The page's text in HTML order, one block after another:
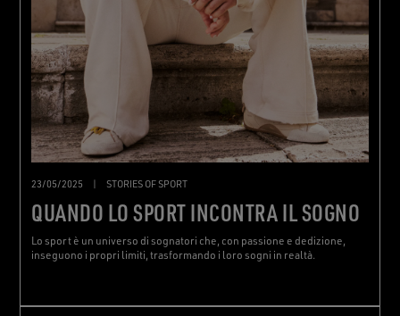
23/05/2025 STORIES OF SPORT
QUANDO LO SPORT INCONTRA IL SOGNO
Lo sport è un universo di sognatori che, con passione e dedizione,
inseguono i propri limiti, trasformando i loro sogni in realtà.